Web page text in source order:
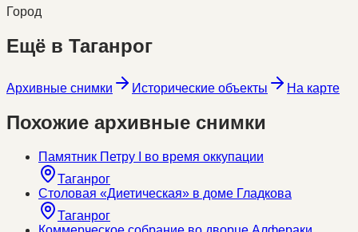
Город
Ещё в Таганрог
Архивные снимки Исторические объекты На карте
Похожие архивные снимки
Памятник Петру I во время оккупации
Таганрог
Столовая «Диетическая» в доме Гладкова
Таганрог